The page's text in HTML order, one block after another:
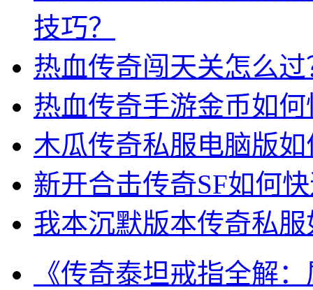
技巧？
热血传奇闯天关怎么
热血传奇手游金币如
木瓜传奇私服电脑版
新开合击传奇SF如何
我本沉默版本传奇私
《传奇泰坦戒指全解